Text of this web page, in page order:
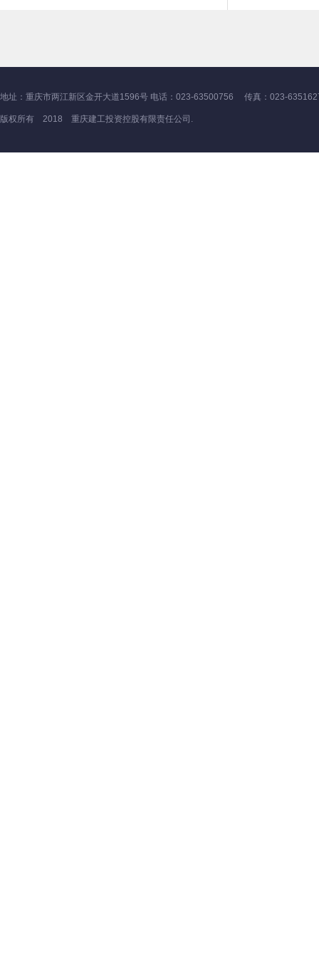
地址：重庆市两江新区金开大道1596号 电话：023-63500756 传真：023-
版权所有 2018 重庆建工投资控股有限责任公司.